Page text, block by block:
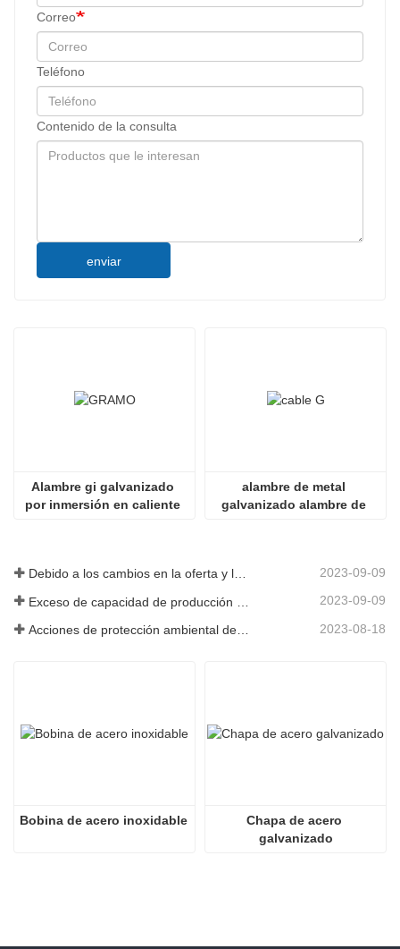
Correo
Teléfono
Contenido de la consulta
enviar
Alambre gi galvanizado
por inmersión en caliente
alambre de metal
galvanizado alambre de
Debido a los cambios en la oferta y la demanda del mercado, los precios del acero han experimentado grandes fluctuaciones en los últimos tiempos. 2023-09-09
2023-09-09
2023-08-18
Bobina de acero inoxidable
Chapa de acero
galvanizado